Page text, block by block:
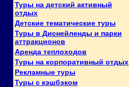
Туры на детский активный
отдых
Детские тематические туры
Туры в Диснейленды и парки
аттракционов
Аренда теплоходов
Туры на корпоративный отдых
Рекламные туры
Туры с кэшбэком